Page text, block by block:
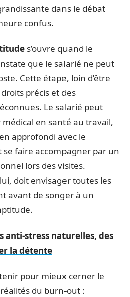
dans le débat
confus.
s’ouvre quand le
que le salarié ne peut
Cette étape, loin d’être
précis et des
Le salarié peut
médical en santé au travail,
approfondi avec le
faire accompagner par un
lors des visites.
doit envisager toutes les
avant de songer à un
anti-stress naturelles, des
la détente
pour mieux cerner le
du burn-out :